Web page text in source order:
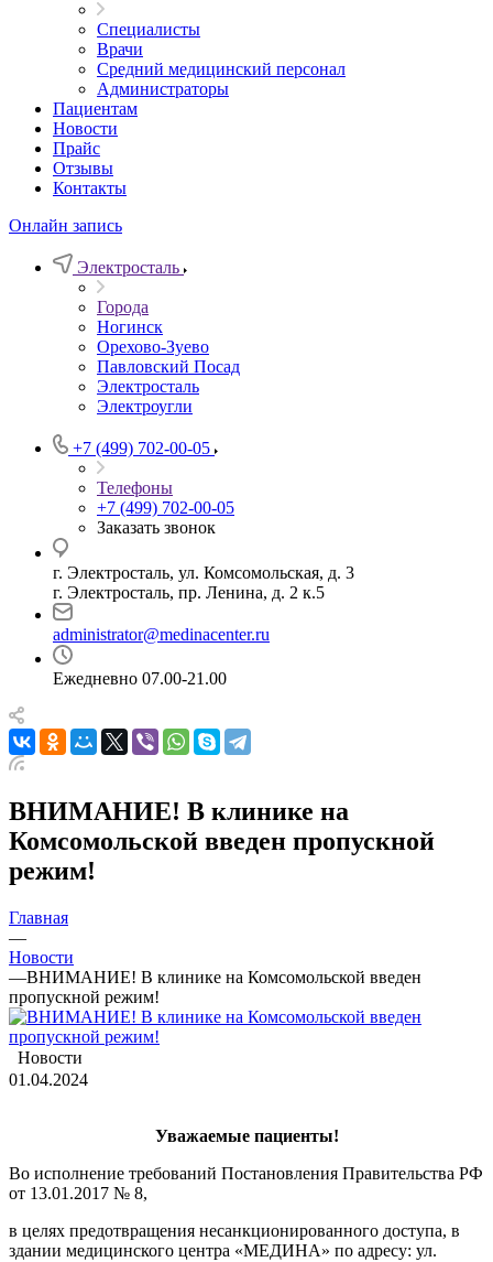
Специалисты
Врачи
Средний медицинский персонал
Администраторы
Пациентам
Новости
Прайс
Отзывы
Контакты
Онлайн запись
Электросталь
Города
Ногинск
Орехово-Зуево
Павловский Посад
Электросталь
Электроугли
+7 (499) 702-00-05
Телефоны
+7 (499) 702-00-05
Заказать звонок
г. Электросталь, ул. Комсомольская, д. 3
г. Электросталь, пр. Ленина, д. 2 к.5
administrator@medinacenter.ru
Ежедневно 07.00-21.00
ВНИМАНИЕ! В клинике на
Комсомольской введен пропускной
режим!
Главная
—
Новости
—ВНИМАНИЕ! В клинике на Комсомольской введен
пропускной режим!
Новости
01.04.2024
Уважаемые пациенты!
Во исполнение требований Постановления Правительства РФ
от 13.01.2017 № 8,
в целях предотвращения несанкционированного доступа, в
здании медицинского центра «МЕДИНА» по адресу: ул.